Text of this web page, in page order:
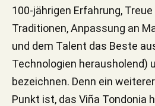
100-jährigen Erfahrung,
Traditionen, Anpassung an
und dem Talent das Beste
Technologien herausholend)
bezeichnen. Denn ein
Punkt ist, das Viña Tondonia